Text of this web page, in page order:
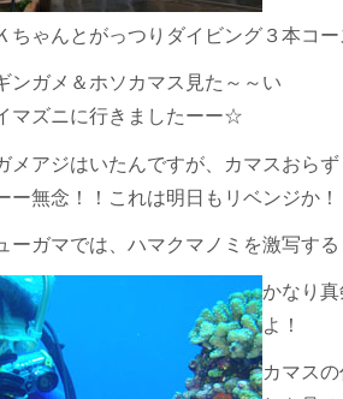
ちゃんとがっつりダイビング３本コ
ンガメ＆ホソカマス見た～～い
マズニに行きましたーー☆
メアジはいたんですが、カマスおら
ー無念！！これは明日もリベンジか！
ーガマでは、ハマクマノミを激写す
かなり
よ！
カマス